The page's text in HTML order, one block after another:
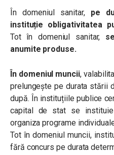
În domeniul sanitar,pe
instituție obligativitatea
Tot în domeniul sanitar,
anumite produse.
În domeniul muncii,
prelungește pe durata stării
după. În instituțiile publice
capital de stat se
organiza programe
Tot în domeniul muncii,
fără concurs pe durata